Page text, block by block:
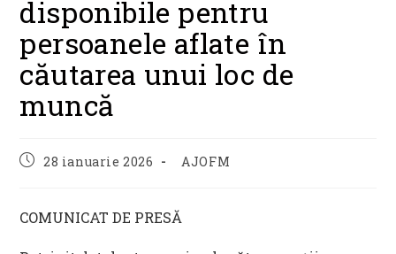
disponibile pentru
persoanele aflate în
căutarea unui loc de
muncă
Post28 ianuarie 2026
Post
AJOFM
COMUNICAT DE PRESĂ